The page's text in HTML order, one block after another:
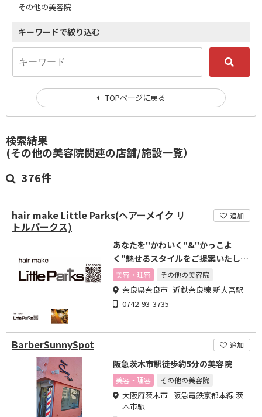
検索結果
(その他の美容院関連の店舗/施設一覧）
376件
hair make Little Parks(ヘアーメイク リ
トルパークス)
追加
あなたを"かわいく"&"かっこよ
く"魅せるスタイルをご提案いたしま
す美容・理容 その他の美容院
奈良県奈良市 近鉄奈良線 新大宮駅
0742-93-3735
BarberSunnySpot 追加
阪急茨木市駅徒歩約5分の美容院
美容・理容 その他の美容院
大阪府茨木市 阪急電鉄京都本線 茨
木市駅
その他の美容院
キーワードで絞り込む
TOPページに戻る